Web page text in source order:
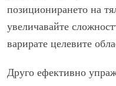
позиционирането на
увеличавайте
варирате целевите
Друго ефективно